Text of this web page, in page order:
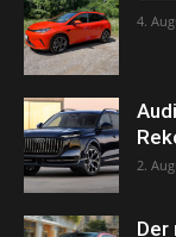
4.
2.
Der